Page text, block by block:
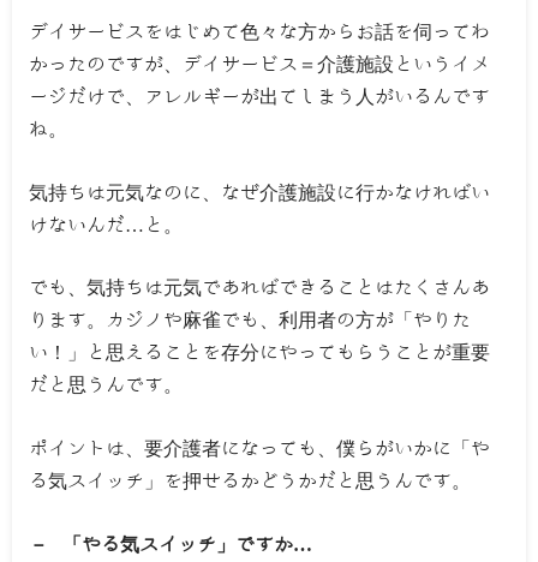
デイサービスをはじめて色々な方からお話を伺ってわ
かったのですが、デイサービス＝介護施設というイメ
ージだけで、アレルギーが出てしまう人がいるんです
ね。
気持ちは元気なのに、なぜ介護施設に行かなければい
けないんだ…と。
でも、気持ちは元気であればできることはたくさんあ
ります。カジノや麻雀でも、利用者の方が「やりた
い！」と思えることを存分にやってもらうことが重要
だと思うんです。
ポイントは、要介護者になっても、僕らがいかに「や
る気スイッチ」を押せるかどうかだと思うんです。
－ 「やる気スイッチ」ですか…